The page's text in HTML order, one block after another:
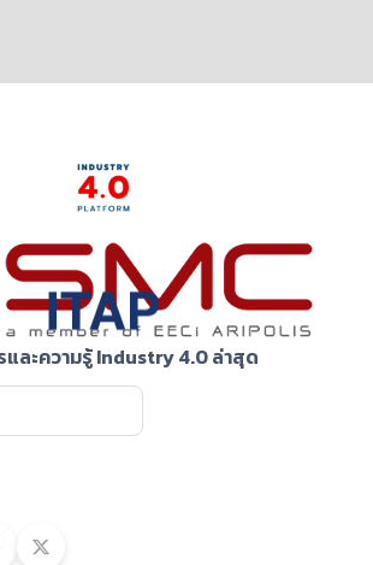
ละความรู้ Industry 4.0 ล่าสุด